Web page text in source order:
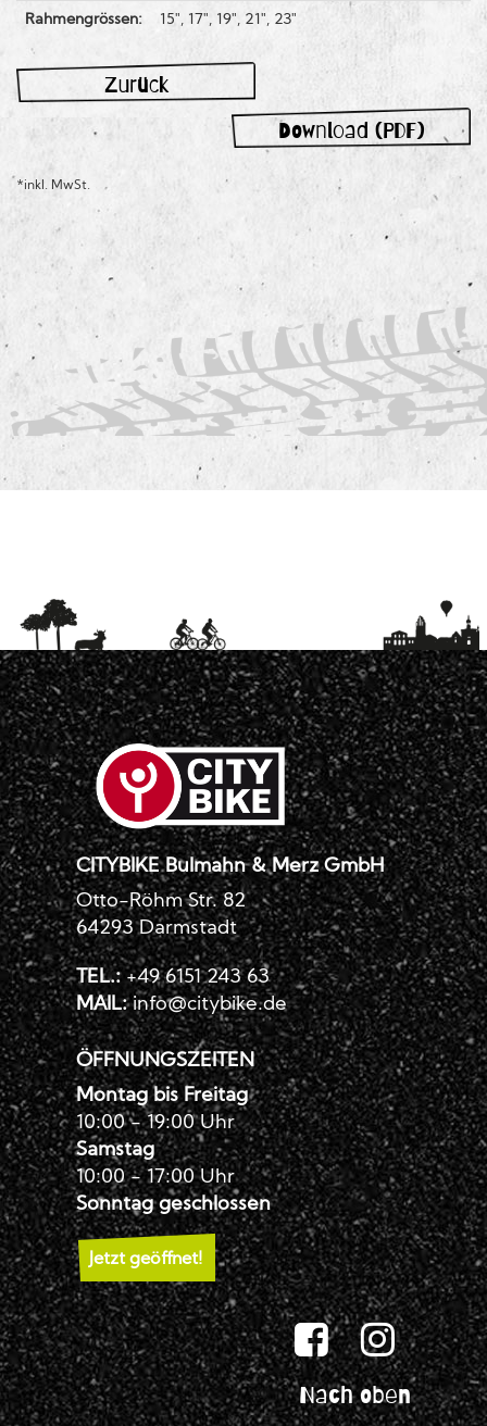
Rahmengrössen: 15", 17", 19", 21", 23"
Zurück
Download (PDF)
*inkl. MwSt.
CITYBIKE Bulmahn & Merz GmbH
Otto-Röhm Str. 82
64293 Darmstadt
TEL.:+49 6151 243 63
MAIL: info@citybike.de
ÖFFNUNGSZEITEN
Montag bis Freitag
10:00 - 19:00 Uhr
Samstag
10:00 - 17:00 Uhr
Sonntag geschlossen
Jetzt geöffnet!
Nach oben